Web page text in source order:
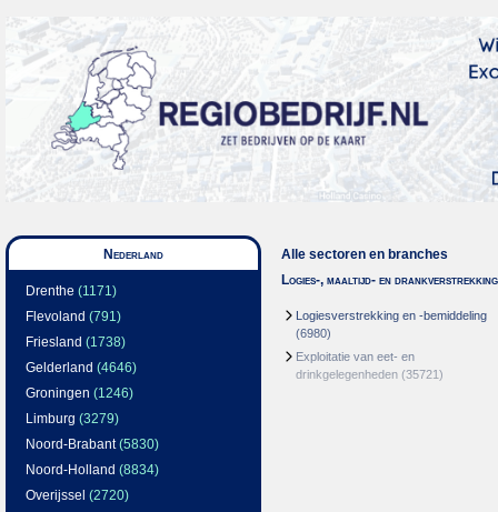
Nederland
Drenthe (1171)
Flevoland (791)
Friesland (1738)
Gelderland (4646)
Groningen (1246)
Limburg (3279)
Noord-Brabant(5830)
Noord-Holland (8834)
Overijssel (2720)
Alle sectoren en branches
Logies-, maaltijd- en drankverstrekking
Logiesverstrekking en -bemiddeling
(6980)
Exploitatie van eet- en
drinkgelegenheden (35721)